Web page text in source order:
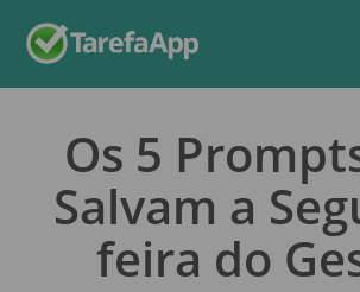
Os 5
Salvam a
feira do